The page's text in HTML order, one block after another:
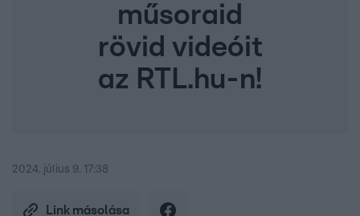
műsoraid
rövid videóit
az RTL.hu-n!
2024. július 9. 17:38
Link másolása